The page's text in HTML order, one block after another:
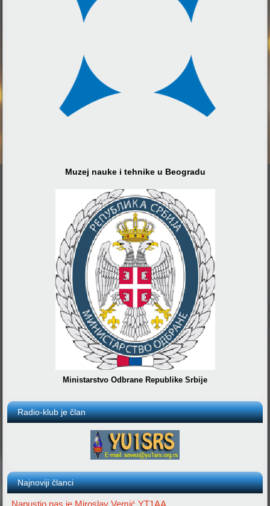
Muzej nauke i tehnike u Beogradu
Ministarstvo Odbrane Republike Srbije
Radio-klub je član
Najnoviji članci